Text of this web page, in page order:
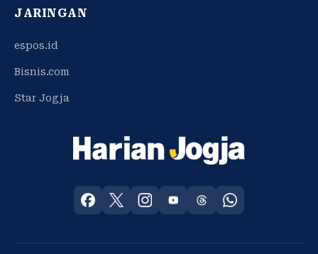
JARINGAN
espos.id
Bisnis.com
Star Jogja